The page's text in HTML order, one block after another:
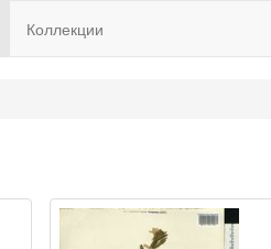
Коллекции